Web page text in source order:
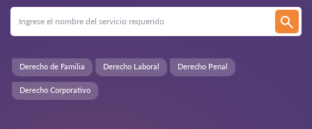
Derecho Corporativo
Derecho de Familia Derecho Laboral Derecho Penal